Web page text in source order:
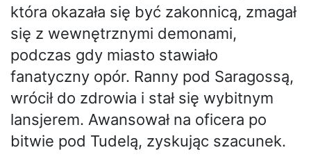
która okazała się być zakonnicą, zmagał
się z wewnętrznymi demonami,
podczas gdy miasto stawiało
fanatyczny opór. Ranny pod Saragossą,
wrócił do zdrowia i stał się wybitnym
lansjerem. Awansował na oficera po
bitwie pod Tudelą, zyskując szacunek.